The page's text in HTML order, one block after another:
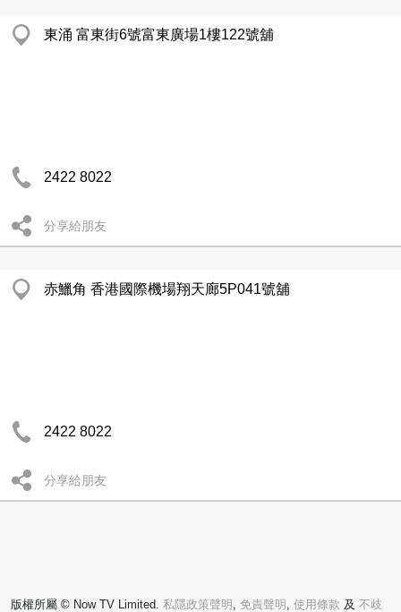
東涌 富東街6號富東廣場1樓122號舖
2422 8022
分享給朋友
赤鱲角 香港國際機場翔天廊5P041號舖
2422 8022
分享給朋友
版權所屬 © Now TV Limited. 私隱政策聲明 , 免責聲明 , 使用條款 及 不歧